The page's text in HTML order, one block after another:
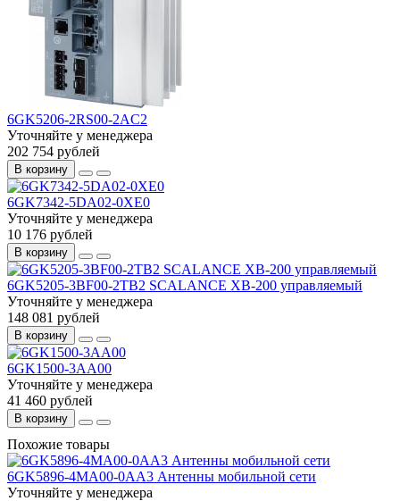
6GK5206-2RS00-2AC2
Уточняйте у менеджера
202 754 рублей
В корзину
6GK7342-5DA02-0XE0
Уточняйте у менеджера
10 176 рублей
В корзину
6GK5205-3BF00-2TB2 SCALANCE XB-200 управляемый
Уточняйте у менеджера
148 081 рублей
В корзину
6GK1500-3AA00
Уточняйте у менеджера
41 460 рублей
В корзину
Похожие товары
6GK5896-4MA00-0AA3 Антенны мобильной сети
Уточняйте у менеджера